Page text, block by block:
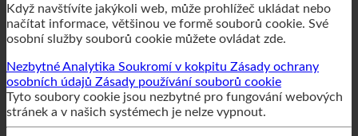
Když navštívíte jakýkoli web, může prohlížeč ukládat nebo
načítat informace, většinou ve formě souborů cookie. Své
osobní služby souborů cookie můžete ovládat zde.
NezbytnéAnalytika Soukromí v kokpitu Zásady ochrany
osobních údajů Zásady používání souborů cookie
Tyto soubory cookie jsou nezbytné pro fungování webových
stránek a v našich systémech je nelze vypnout.